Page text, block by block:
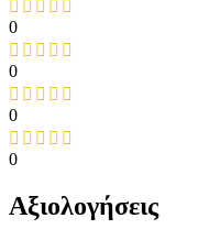
0
0
0
0
Αξιολογήσεις